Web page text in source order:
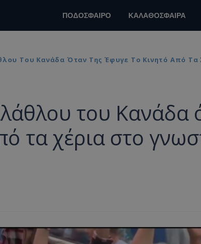
ΠΟΔΟΣΦΑΙΡΟ ΚΑΛΑΘΟΣΦΑΙΡΑ
Του Κανάδα Όταν Της Έφυγε Το Κινητό Από Τα
του Κανάδα
τα χέρια στο